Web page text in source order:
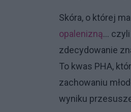
Skóra, o której
opalenizną… czyli
zdecydowanie
To kwas PHA,
zachowaniu
wyniku